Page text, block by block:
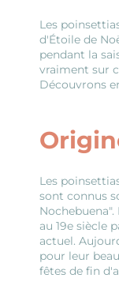
Les
d'Étoile de
pendant la
vraiment sur
Découvrons
Les
sont connus
au 19e siècle
actuel.
pour leur
fêtes de fin